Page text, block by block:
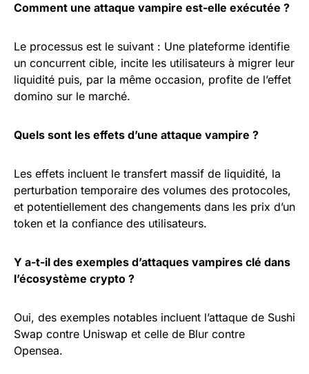
Comment une attaque vampire est-elle exécutée ?
Le processus est le suivant : Une plateforme identifie
un concurrent cible, incite les utilisateurs à migrer leur
liquidité puis, par la même occasion, profite de l’effet
domino sur le marché.
Quels sont les effets d’une attaque vampire ?
Les effets incluent le transfert massif de liquidité, la
perturbation temporaire des volumes des protocoles,
et potentiellement des changements dans les prix d’un
token et la confiance des utilisateurs.
Y a-t-il des exemples d’attaques vampires clé dans
l’écosystème crypto ?
Oui, des exemples notables incluent l’attaque de Sushi
Swap contre Uniswap et celle de Blur contre
Opensea.